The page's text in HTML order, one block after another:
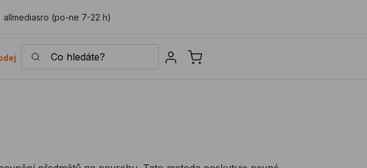
allmediasro (po-ne 7-22 h)
Co hledáte? Sign in